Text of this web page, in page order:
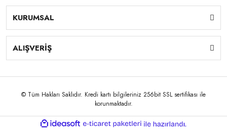
KURUMSAL
ALIŞVERİŞ
© Tüm Hakları Saklıdır. Kredi kartı bilgileriniz 256bit SSL sertifikası ile
korunmaktadır.
ideasoft
e-